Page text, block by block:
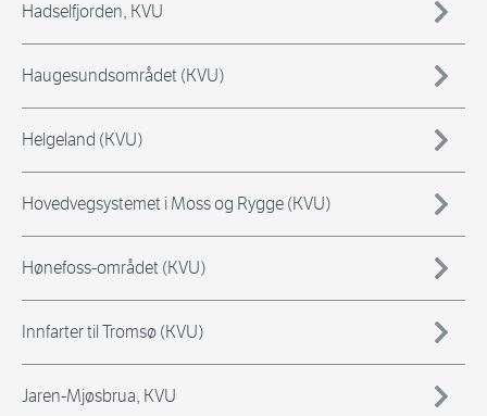
Hadselfjorden, KVU
Haugesundsområdet (KVU)
Helgeland (KVU)
Hovedvegsystemet i Moss og Rygge (KVU)
Hønefoss-området (KVU)
Innfarter til Tromsø (KVU)
Jaren-Mjøsbrua, KVU